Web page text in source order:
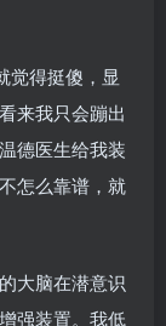
觉得挺傻，显
来我只会蹦出
德医生给我装
怎么靠谱，就
大脑在潜意识
强装置。我低